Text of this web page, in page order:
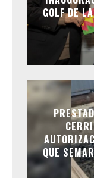
GOLF DE
QUE